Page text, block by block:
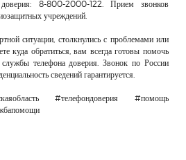
доверия: 8-800-2000-122. Прием звонков
учреждений.
ситуации, столкнулись с проблемами или
куда обратиться, вам всегда готовы помочь
службы телефона доверия. Звонок по России
сведений гарантируется.
#телефондоверия #помощь